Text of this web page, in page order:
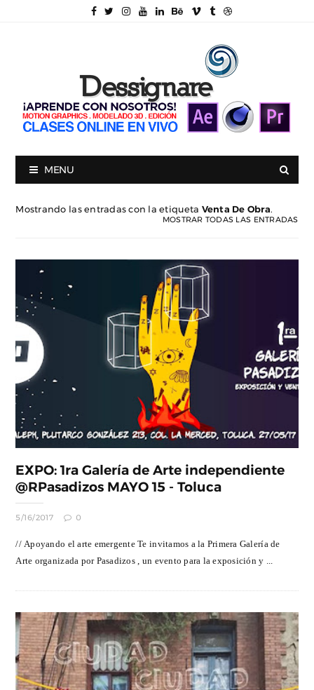
MENU
Mostrando las entradas con la etiqueta Venta De Obra.
MOSTRAR TODAS LAS ENTRADAS
EXPO: 1ra Galería de Arte independiente
@RPasadizos MAYO 15 - Toluca
5/16/2017 0
// Apoyando el arte emergente Te invitamos a la Primera Galería de
Arte organizada por Pasadizos , un evento para la exposición y ...